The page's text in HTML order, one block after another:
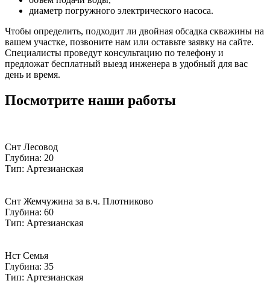
диаметр погружного электрического насоса.
Чтобы определить, подходит ли двойная обсадка скважины на
вашем участке, позвоните нам или оставьте заявку на сайте.
Специалисты проведут консультацию по телефону и
предложат бесплатный выезд инженера в удобный для вас
день и время.
Посмотрите наши работы
Снт Лесовод
Глубина: 20
Тип: Артезианская
Снт Жемчужина за в.ч. Плотниково
Глубина: 60
Тип: Артезианская
Нст Семья
Глубина: 35
Тип: Артезианская